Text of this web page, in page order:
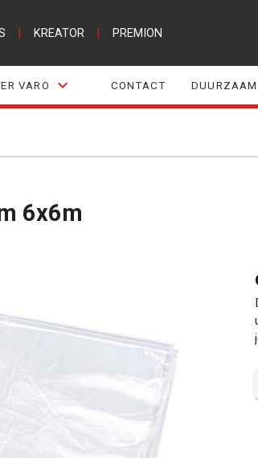
KREATOR PREMION
VARO CONTACT
6x6m